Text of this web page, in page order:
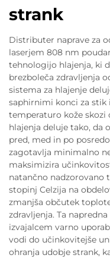
strank
Distributer naprave za
laserjem 808 nm
tehnologijo hlajenja, ki
brezboleča zdravljenja
sistema za hlajenje
saphirnimi konci za stik
temperaturo kože skozi
hlajenja deluje tako, da
pred, med in po
zagotavlja minimalno
maksimizira
natančno nadzorovano
stopinj Celzija na
zmanjša občutek
zdravljenja. Ta
izvajalcem varno
vodi do učinkovitejše
ohranja udobje strank,